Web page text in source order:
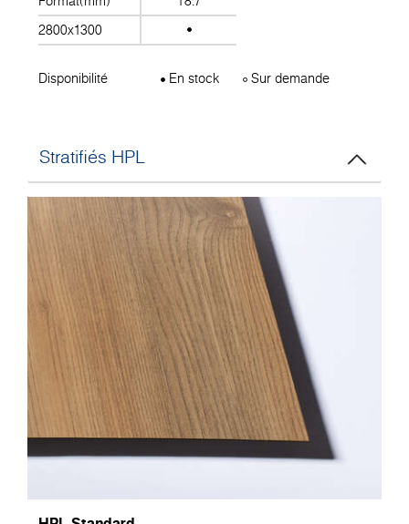
2800x1300
Disponibilité En stock Sur demande
Stratifiés HPL